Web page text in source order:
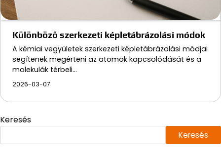
Különböző szerkezeti képletábrázolási módok
A kémiai vegyületek szerkezeti képletábrázolási módjai
segítenek megérteni az atomok kapcsolódását és a
molekulák térbeli…
2026-03-07
Keresés
Keresés